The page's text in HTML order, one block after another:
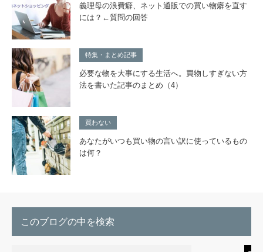
義理母の浪費癖、ネット通販での買い物癖を直す
には？←質問の回答
特集・まとめ記事
必要な物を大事にする生活へ。買物しすぎない方
法を書いた記事のまとめ（4）
買わない
あなたがいつも買い物の言い訳に使っているもの
は何？
このブログの中を検索